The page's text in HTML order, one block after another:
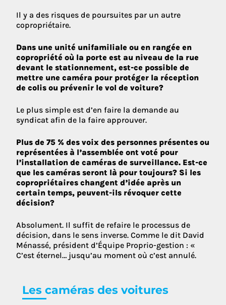
Il y a des risques de poursuites par un autre
copropriétaire.
Dans une unité unifamiliale ou en rangée en
copropriété où la porte est au niveau de la rue
devant le stationnement, est-ce possible de
mettre une caméra pour protéger la réception
de colis ou prévenir le vol de voiture?
Le plus simple est d’en faire la demande au
syndicat afin de la faire approuver.
Plus de 75 % des voix des personnes présentes ou
représentées à l’assemblée ont voté pour
l’installation de caméras de surveillance. Est-ce
que les caméras seront là pour toujours? Si les
copropriétaires changent d’idée après un
certain temps, peuvent-ils révoquer cette
décision?
Absolument. Il suffit de refaire le processus de
décision, dans le sens inverse. Comme le dit David
Ménassé, président d’Équipe Proprio-gestion : «
C’est éternel… jusqu’au moment où c’est annulé.
Les caméras des voitures